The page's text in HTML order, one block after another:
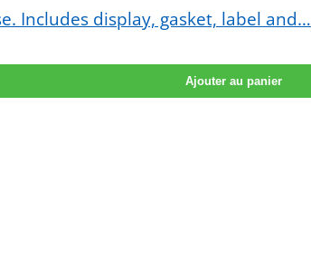
Includes display, gasket, label and…
Ajouter au panier